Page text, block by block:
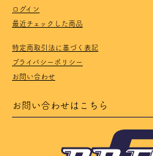
ログイン
最近チェックした商品
特定商取引法に基づく表記
プライバシーポリシー
お問い合わせ
お問い合わせはこちら